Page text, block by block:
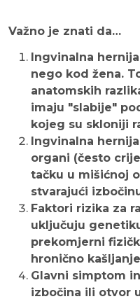
Važno je znati da…
Ingvinalna
nego kod žena.
anatomskih
imaju "slabije"
kojeg su skloniji
Ingvinalna
organi (često
tačku u mišićnoj
stvarajući
Faktori rizika za
uključuju
prekomjerni
hronično
Glavni simptom
izbočina ili otvor